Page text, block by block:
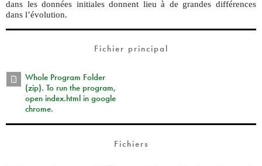
dans les données initiales donnent lieu à de grandes différences
dans l’évolution.
Fichier principal
Whole Program Folder
(zip). To run the program,
open index.html in google
chrome.
Fichiers